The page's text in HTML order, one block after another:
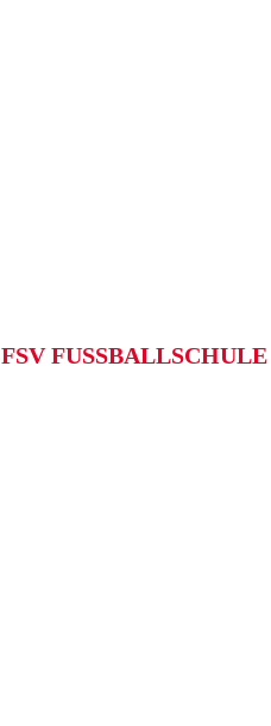
FSV FUSSBALLSCHULE